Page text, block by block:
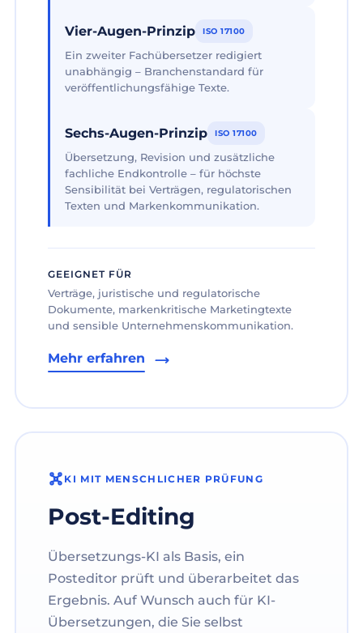
Vier-Augen-Prinzip ISO 17100
Ein zweiter Fachübersetzer redigiert
unabhängig – Branchenstandard für
veröffentlichungsfähige Texte.
Sechs-Augen-Prinzip ISO 17100
Übersetzung, Revision und zusätzliche
fachliche Endkontrolle – für höchste
Sensibilität bei Verträgen, regulatorischen
Texten und Markenkommunikation.
GEEIGNET FÜR
Verträge, juristische und regulatorische
Dokumente, markenkritische Marketingtexte
und sensible Unternehmenskommunikation.
Mehr erfahren
KI MIT MENSCHLICHER PRÜFUNG
Post-Editing
Übersetzungs-KI als Basis, ein
Posteditor prüft und überarbeitet das
Ergebnis. Auf Wunsch auch für KI-
Übersetzungen, die Sie selbst